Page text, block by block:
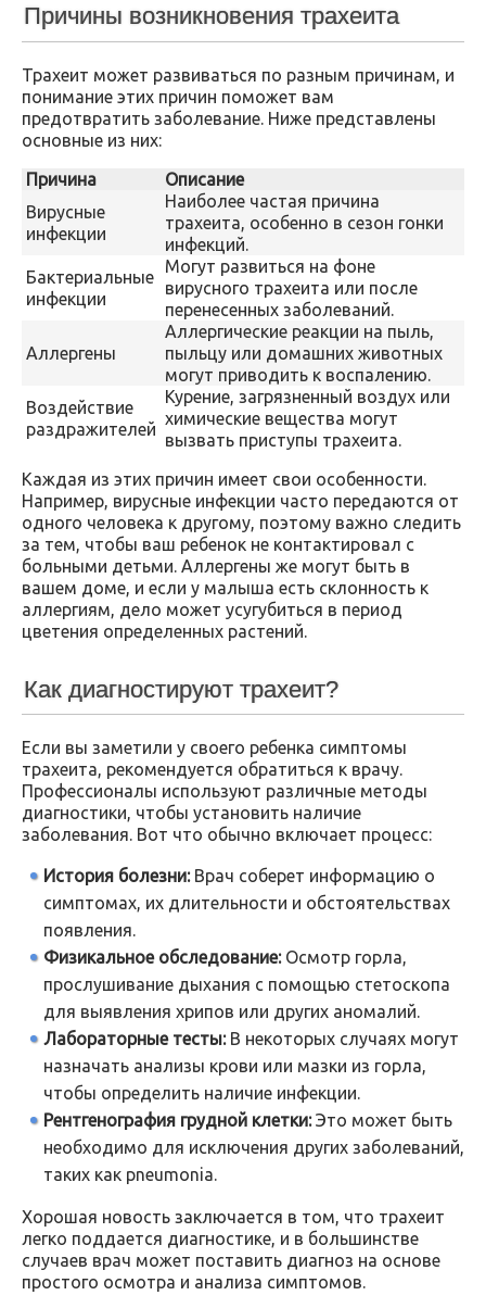
Причины возникновения трахеита
Трахеит может развиваться по разным причинам, и
понимание этих причин поможет вам
предотвратить заболевание. Ниже представлены
основные из них:
Причина
Описание
Вирусные
инфекции
Наиболее частая причина
трахеита, особенно в сезон гонки
инфекций.
Бактериальные
инфекции
Могут развиться на фоне
вирусного трахеита или после
перенесенных заболеваний.
Аллергены
Аллергические реакции на пыль,
пыльцу или домашних животных
могут приводить к воспалению.
Воздействие
раздражителей
Курение, загрязненный воздух или
химические вещества могут
вызвать приступы трахеита.
Каждая из этих причин имеет свои особенности.
Например, вирусные инфекции часто передаются от
одного человека к другому, поэтому важно следить
за тем, чтобы ваш ребенок не контактировал с
больными детьми. Аллергены же могут быть в
вашем доме, и если у малыша есть склонность к
аллергиям, дело может усугубиться в период
цветения определенных растений.
Как диагностируют трахеит?
Если вы заметили у своего ребенка симптомы
трахеита, рекомендуется обратиться к врачу.
Профессионалы используют различные методы
диагностики, чтобы установить наличие
заболевания. Вот что обычно включает процесс:
История болезни:Врач соберет информацию о
симптомах, их длительности и обстоятельствах
появления.
Физикальное обследование:Осмотр горла,
прослушивание дыхания с помощью стетоскопа
для выявления хрипов или других аномалий.
Лабораторные тесты:В некоторых случаях могут
назначать анализы крови или мазки из горла,
чтобы определить наличие инфекции.
Рентгенография грудной клетки:Это может быть
необходимо для исключения других заболеваний,
таких как pneumonia.
Хорошая новость заключается в том, что трахеит
легко поддается диагностике, и в большинстве
случаев врач может поставить диагноз на основе
простого осмотра и анализа симптомов.